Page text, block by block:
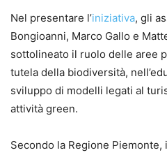
Nel presentare l’iniziativa, gli
Bongioanni, Marco Gallo e
sottolineato il ruolo delle aree
tutela della biodiversità,
sviluppo di modelli legati al
attività green.
Secondo la Regione